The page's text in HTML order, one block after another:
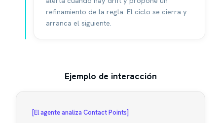
refinamiento de la regla. El ciclo se cierra y
arranca el siguiente.
Ejemplo de interacción
[El agente analiza Contact Points]